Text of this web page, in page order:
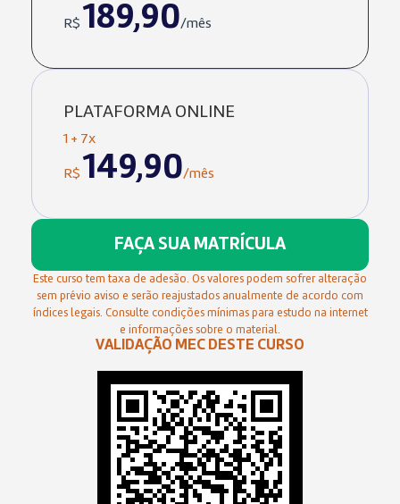
R$ 189,90/mês
PLATAFORMA ONLINE
1 + 7x
R$ 149,90/mês
FAÇA SUA MATRÍCULA
Este curso tem taxa de adesão. Os valores podem sofrer alteração
sem prévio aviso e serão reajustados anualmente de acordo com
índices legais. Consulte condições mínimas para estudo na internet
e informações sobre o material.
VALIDAÇÃO MEC DESTE CURSO